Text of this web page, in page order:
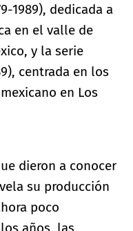
1989), dedicada a
en el valle de
y la serie
centrada en los
en Los
dieron a conocer
su producción
poco
años, las